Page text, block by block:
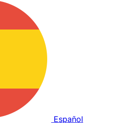
Español